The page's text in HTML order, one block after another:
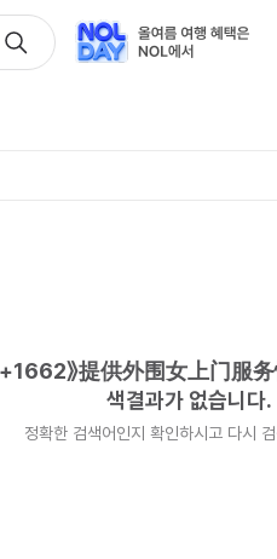
》提供外围
》提供外围女上门服
색결과가 없습니다.
정확한 검색어인지 확인하시고 다시